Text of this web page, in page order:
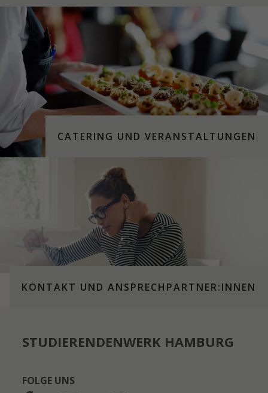
CATERING UND VERANSTALTUNGEN
KONTAKT UND ANSPRECH­PART­NER:­INNEN
STUDIERENDENWERK HAMBURG
FOLGE UNS